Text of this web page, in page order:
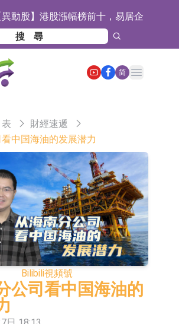
異動股】港股漲幅榜前十，易居企
控股(02048.HK)漲+52.63%，天潤
漲+50.75%
安科技：湖南逸昊已取得關於非晶
項目環境影響報告表的批覆
創新(300765.SZ)子公司SYS6037
液獲美國藥物還床試驗批准
生物：子公司華蘭疫苗正在開展
無人機具備行業先發產品優勢
科技：已形成車路云協同的L4級
用車技術體系 並進入小規模商用示
段
東物流與迅銷集團達成戰略合作 共
球物流供應鏈網絡
電器：子公司蘇州華旃的高速模
液冷互連產品處於小批量供貨階
股市雙雙收漲
動股】分立器件板塊下挫，锴威
跌11.69%
動股】雞肉概念板塊拉升，益生
份(002458.CN)漲10.02%
積電7月營收同比增加44.7%
動股】港股漲幅榜前十，易居企
简
Open main menu
財經速遞
中国海油的发展潜力
Bilibili視頻號
公司看中国海油的